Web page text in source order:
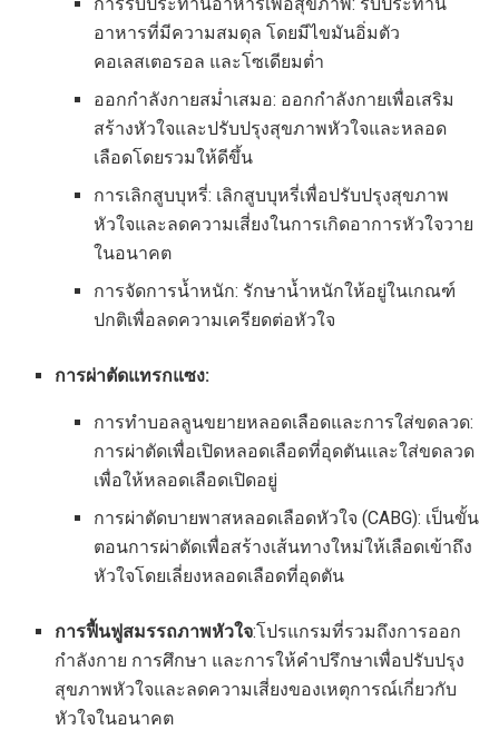
อาหารที่มีความสมดุล โดยมีไขมันอิ่มตัว
คอเลสเตอรอล และโซเดียมต่ำ
ออกกำลังกายสม่ำเสมอ: ออกกำลังกายเพื่อเสริม
สร้างหัวใจและปรับปรุงสุขภาพหัวใจและหลอด
เลือดโดยรวมให้ดีขึ้น
การเลิกสูบบุหรี่: เลิกสูบบุหรี่เพื่อปรับปรุงสุขภาพ
หัวใจและลดความเสี่ยงในการเกิดอาการหัวใจวาย
ในอนาคต
การจัดการน้ำหนัก: รักษาน้ำหนักให้อยู่ในเกณฑ์
ปกติเพื่อลดความเครียดต่อหัวใจ
การผ่าตัดแทรกแซง:
การทำบอลลูนขยายหลอดเลือดและการใส่ขดลวด:
การผ่าตัดเพื่อเปิดหลอดเลือดที่อุดตันและใส่ขดลวด
เพื่อให้หลอดเลือดเปิดอยู่
การผ่าตัดบายพาสหลอดเลือดหัวใจ (CABG): เป็นขั้น
ตอนการผ่าตัดเพื่อสร้างเส้นทางใหม่ให้เลือดเข้าถึง
หัวใจโดยเลี่ยงหลอดเลือดที่อุดตัน
การฟื้นฟูสมรรถภาพหัวใจ:โปรแกรมที่รวมถึงการออก
กำลังกาย การศึกษา และการให้คำปรึกษาเพื่อปรับปรุง
สุขภาพหัวใจและลดความเสี่ยงของเหตุการณ์เกี่ยวกับ
หัวใจในอนาคต